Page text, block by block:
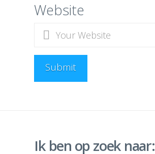
Website
Ik ben op zoek naar: